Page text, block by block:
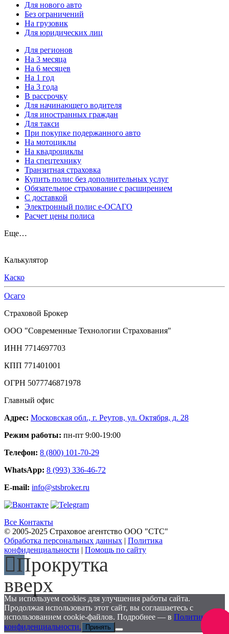
Для нового авто
Без ограничений
На грузовик
Для юридических лиц
Для регионов
На 3 месяца
На 6 месяцев
На 1 год
На 3 года
В рассрочку
Для начинающего водителя
Для иностранных граждан
Для такси
При покупке подержанного авто
На мотоциклы
На квадроциклы
На спецтехнику
Транзитная страховка
Купить полис без дополнительных услуг
Обязательное страхование с расширением
С доставкой
Электронный полис е-ОСАГО
Расчет цены полиса
Еще…
Калькулятор
Каско
Осаго
Страховой Брокер
ООО "Современные Технологии Страхования"
ИНН 7714697703
КПП 771401001
ОГРН 5077746871978
Главный офис
Адрес: Московская обл., г. Реутов, ул. Октября, д. 28
Режим работы: пн-пт 9:00-19:00
Телефон: 8 (800) 101-70-29
WhatsApp: 8 (993) 336-46-72
E-mail: info@stsbroker.ru
Все Контакты
© 2005-2025 Страховое агентство ООО "СТС"
Обработка персональных данных
Политика
конфиденциальности
Помощь по сайту
Прокрутка
вверх
Мы используем cookies для улучшения работы сайта.
Продолжая использовать этот сайт, вы соглашаетесь с
использованием cookie-файлов. Подробнее — в Политике
конфиденциальности.
Принять